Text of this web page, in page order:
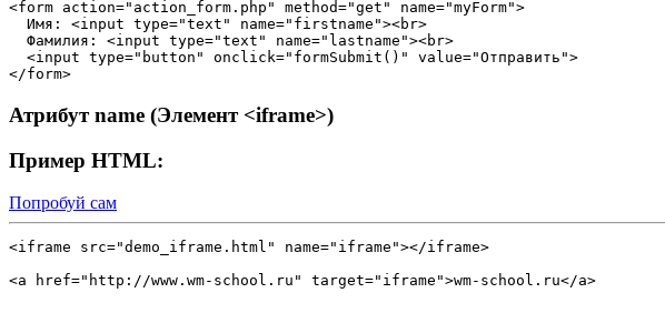
<form action="action_form.php" method="get" name="myForm">
  Имя: <input type="text" name="firstname"><br>
  Фамилия: <input type="text" name="lastname"><br>
  <input type="button" onclick="formSubmit()" value="Отправить">
Атрибут name (Элемент <iframe>)
Пример HTML:
Попробуй сам
<iframe src="demo_iframe.html" name="iframe"></iframe>